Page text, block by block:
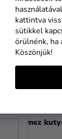
kattintva
sütikkel
örülnénk, ha
Köszönjük!
Jelmez